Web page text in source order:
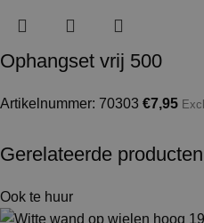
Ophangset vrij 500
Artikelnummer: 70303 €7,95
Gerelateerde producten
Ook te huur